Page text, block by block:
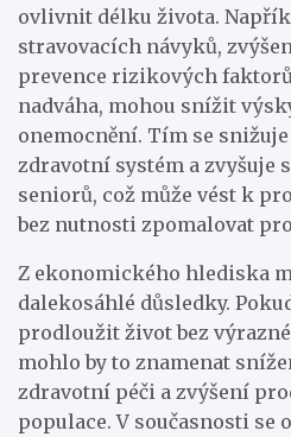
ovlivnit délku života.
stravovacích návyků,
prevence rizikových
nadváha, mohou snížit
onemocnění. Tím se
zdravotní systém a zvyšuje
seniorů, což může vést k
bez nutnosti zpomalovat
Z ekonomického hlediska
dalekosáhlé důsledky.
prodloužit život bez
mohlo by to znamenat
zdravotní péči a zvýšení
populace. V současnosti se